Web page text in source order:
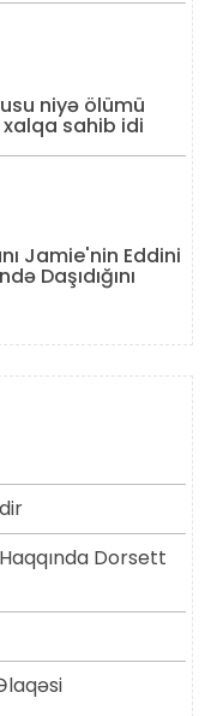
niyə ölümü
xalqa sahib idi
Jamie'nin Eddini
Daşıdığını
Dorsett